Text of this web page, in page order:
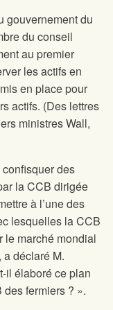
gouvernement du
du conseil
au premier
les actifs en
en place pour
actifs. (Des lettres
ministres Wall,
confisquer des
la CCB dirigée
à l’une des
lesquelles la CCB
le marché mondial
a déclaré M.
il élaboré ce plan
fermiers ? ».